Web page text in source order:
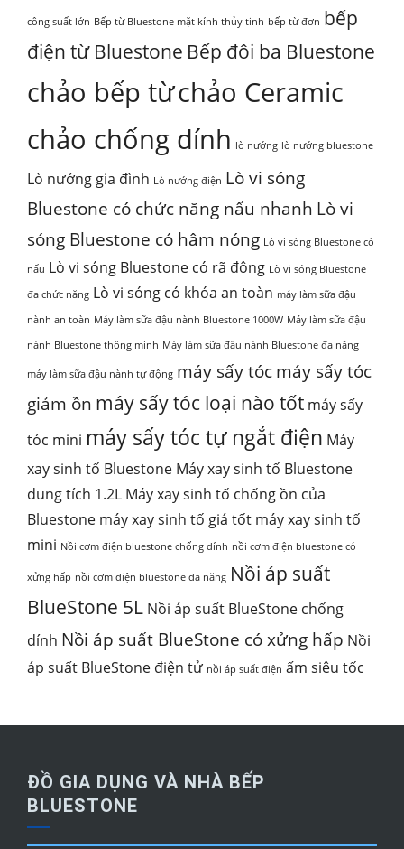
công suất lớn Bếp từ Bluestone mặt kính thủy tinh bếp từ đơn bếp
điện từ Bluestone Bếp đôi ba Bluestone
chảo bếp từchảo Ceramic
chảo chống dính lò nướng lò nướng bluestone
Lò nướng gia đình Lò nướng điện Lò vi sóng
Bluestone có chức năng nấu nhanh Lò vi
sóng Bluestone có hâm nóng Lò vi sóng Bluestone có
nấu Lò vi sóng Bluestone có rã đông Lò vi sóng Bluestone
đa chức năng Lò vi sóng có khóa an toàn máy làm sữa đậu
nành an toàn Máy làm sữa đậu nành Bluestone 1000W Máy làm sữa đậu
nành Bluestone thông minh Máy làm sữa đậu nành Bluestone đa năng
máy làm sữa đậu nành tự động máy sấy tócmáy sấy tóc
giảm ồn máy sấy tóc loại nào tốt máy sấy
tóc mini máy sấy tóc tự ngắt điện Máy
xay sinh tố Bluestone Máy xay sinh tố Bluestone
dung tích 1.2L Máy xay sinh tố chống ồn của
Bluestone máy xay sinh tố giá tốt máy xay sinh tố
mini Nồi cơm điện bluestone chống dính nồi cơm điện bluestone có
xửng hấp nồi cơm điện bluestone đa năng Nồi áp suất
BlueStone 5L Nồi áp suất BlueStone chống
dính Nồi áp suất BlueStone có xửng hấp Nồi
áp suất BlueStone điện tử nồi áp suất điện ấm siêu tốc
ĐỒ GIA DỤNG VÀ NHÀ BẾP
BLUESTONE